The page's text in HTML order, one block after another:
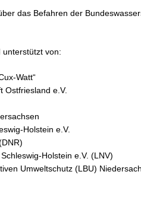
das Befahren der
unterstützt von:
Watt“
Ostfriesland e.V.
Holstein e.V.
Holstein e.V. (LNV)
Umweltschutz (LBU)